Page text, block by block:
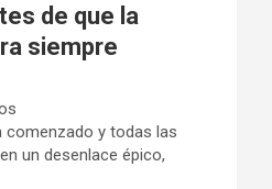
de que la
siempre
comenzado y todas las
un desenlace épico,